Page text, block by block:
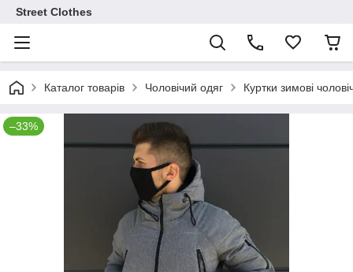
Street Clothes
Каталог товарів Чоловічий одяг Куртки зимові
–33%